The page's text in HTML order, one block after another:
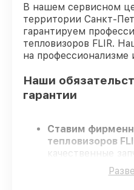
В нашем сервисном
территории Санкт-
гарантируем
тепловизоров FLIR.
на профессионализме
Наши
гарантии
Ставим
тепловизоров
качественные
Опытные